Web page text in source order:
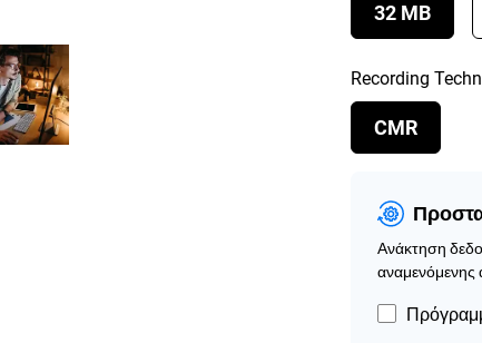
32 MB
Recording
CMR
Ανάκτηση
αναμενόμενης